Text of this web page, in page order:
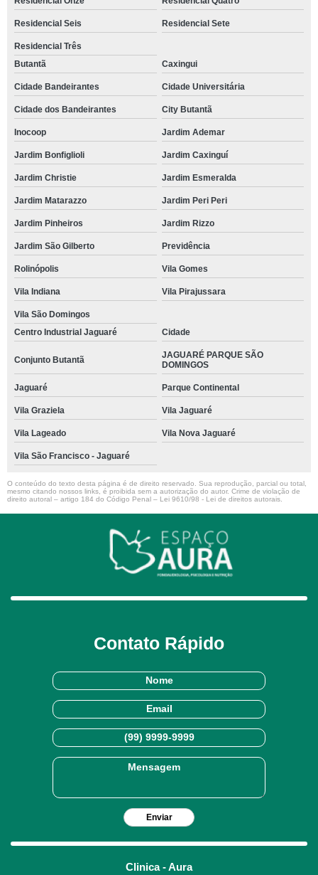
Residencial Seis Residencial Sete
Residencial Três
Butantã
Caxingui
Cidade Bandeirantes Cidade Universitária
Cidade dos Bandeirantes City Butantã
Inocoop Jardim Ademar
Jardim Bonfiglioli Jardim Caxinguí
Jardim Christie Jardim Esmeralda
Jardim Matarazzo Jardim Peri Peri
Jardim Pinheiros Jardim Rizzo
Jardim São Gilberto Previdência
Rolinópolis Vila Gomes
Vila Indiana Vila Pirajussara
Vila São Domingos
Centro Industrial Jaguaré
Cidade
Conjunto Butantã
JAGUARÉ PARQUE SÃO
DOMINGOS
Jaguaré Parque Continental
Vila Graziela Vila Jaguaré
Vila Lageado Vila Nova Jaguaré
Vila São Francisco - Jaguaré
O conteúdo do texto desta página é de direito reservado. Sua reprodução, parcial ou total,
mesmo citando nossos links, é proibida sem a autorização do autor. Crime de violação de
direito autoral – artigo 184 do Código Penal – Lei 9610/98 - Lei de direitos autorais
Contato Rápido
Clinica - Aura